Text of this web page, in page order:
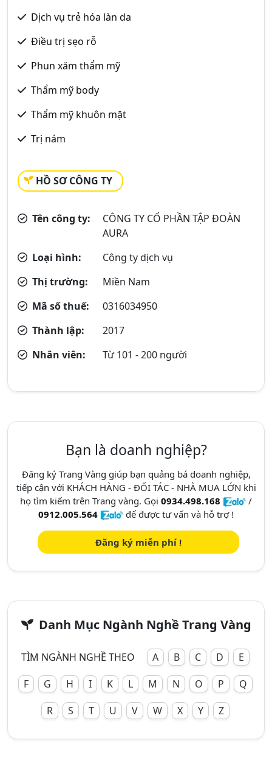
Dịch vụ trẻ hóa làn da
Điều trị sẹo rỗ
Phun xăm thẩm mỹ
Thẩm mỹ body
Thẩm mỹ khuôn mặt
Trị nám
HỒ SƠ CÔNG TY
Tên công ty:
CÔNG TY CỔ PHẦN TẬP ĐOÀN
AURA
Loại hình:
Công ty dịch vụ
Thị trường:
Miền Nam
Mã số thuế:
0316034950
Thành lập:
2017
Nhân viên:
Từ 101 - 200 người
Bạn là doanh nghiệp?
Đăng ký Trang Vàng giúp bạn quảng bá doanh nghiệp,
tiếp cận với KHÁCH HÀNG - ĐỐI TÁC - NHÀ MUA LỚN khi
họ tìm kiếm trên Trang vàng. Gọi 0934.498.168
/
0912.005.564
để được tư vấn và hỗ trợ !
Đăng ký miễn phí !
Danh Mục Ngành Nghề Trang Vàng
TÌM NGÀNH NGHỀ THEO A B C D
E
F
G H I K L M N O P
Q
R
S T U V W X Y Z